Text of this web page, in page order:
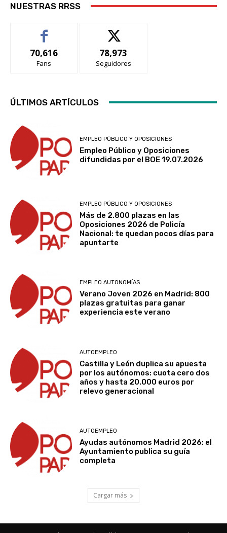
NUESTRAS RRSS
70,616
Fans
78,973
Seguidores
ÚLTIMOS ARTÍCULOS
EMPLEO PÚBLICO Y OPOSICIONES
Empleo Público y Oposiciones
difundidas por el BOE 19.07.2026
EMPLEO PÚBLICO Y OPOSICIONES
Más de 2.800 plazas en las
Oposiciones 2026 de Policía
Nacional: te quedan pocos días para
apuntarte
EMPLEO AUTONOMÍAS
Verano Joven 2026 en Madrid: 800
plazas gratuitas para ganar
experiencia este verano
AUTOEMPLEO
Castilla y León duplica su apuesta
por los autónomos: cuota cero dos
años y hasta 20.000 euros por
relevo generacional
AUTOEMPLEO
Ayudas autónomos Madrid 2026: el
Ayuntamiento publica su guía
completa
Cargar más